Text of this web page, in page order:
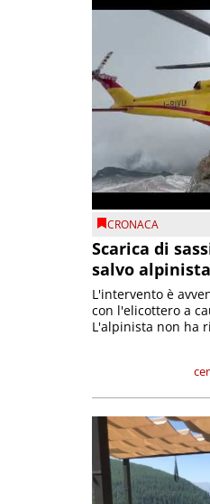
CRONACA
Scarica di
salvo
L'intervento è
con l'elicottero a
L'alpinista non ha